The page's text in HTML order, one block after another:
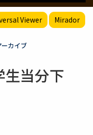
Viewer Mirador
カイブ
当分下